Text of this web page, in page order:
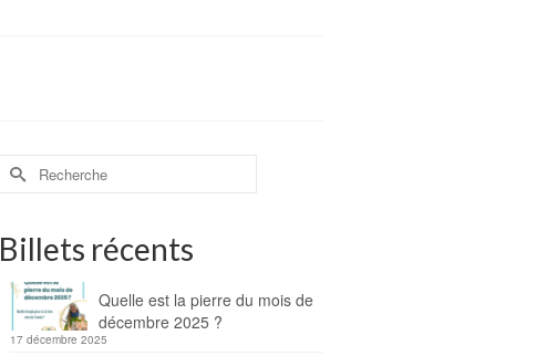
Billets récents
Quelle est la pierre du mois de
décembre 2025 ?
17 décembre 2025